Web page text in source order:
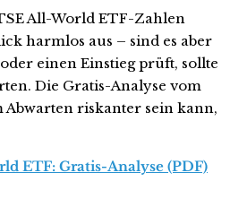
All-World ETF-Zahlen
harmlos aus – sind es aber
einen Einstieg prüft, sollte
Die Gratis-Analyse vom
Abwarten riskanter sein kann,
ETF: Gratis-Analyse (PDF)